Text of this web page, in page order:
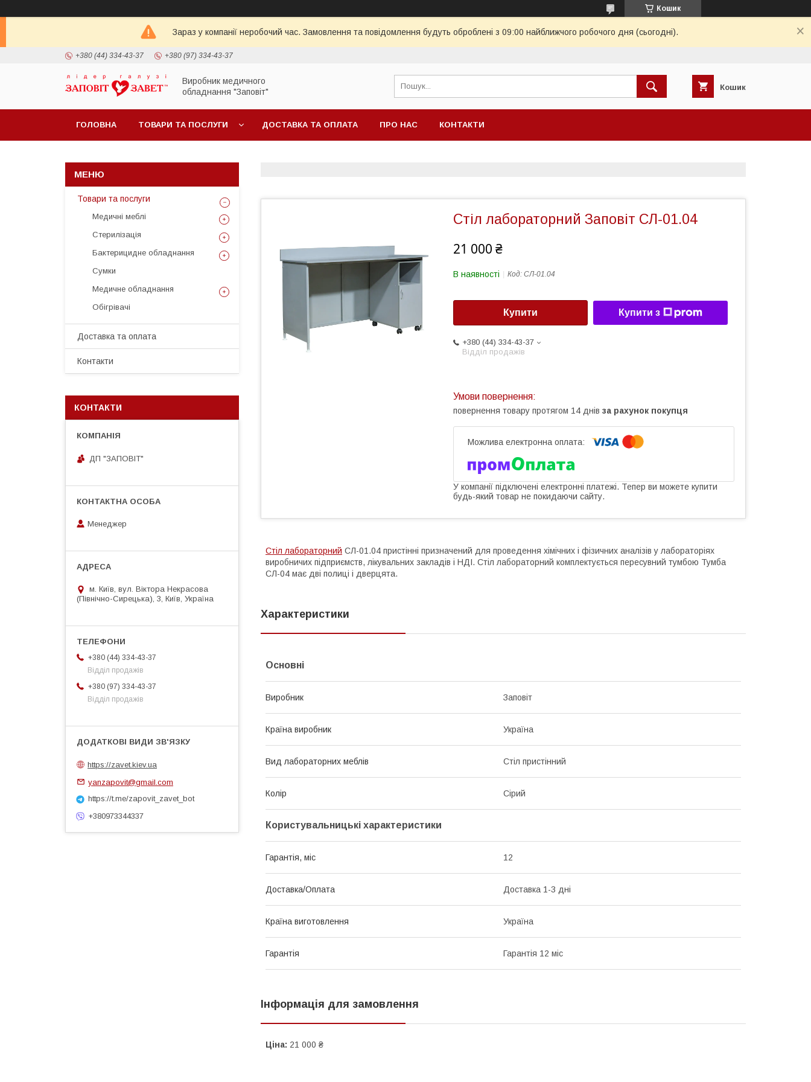
Кошик
Зараз у компанії неробочий час. Замовлення та повідомлення будуть оброблені з 09:00 найближчого робочого дня (сьогодні).
+380 (44) 334-43-37 +380 (97) 334-43-37
Виробник медичного
обладнання "Заповіт"
Кошик
ГОЛОВНА ТОВАРИ ТА ПОСЛУГИ ДОСТАВКА ТА ОПЛАТА ПРО НАС КОНТАКТИ
Стіл лабораторний Заповіт СЛ-01.04
21 000 ₴
В наявності Код: СЛ-01.04
Купити Купити з
+380 (44) 334-43-37
Відділ продажів
повернення товару протягом 14 днів за рахунок покупця
У компанії підключені електронні платежі. Тепер ви можете купити
будь-який товар не покидаючи сайту.
Стіл лабораторний СЛ-01.04 пристінні призначений для проведення хімічних і фізичних аналізів у лабораторіях
виробничих підприємств, лікувальних закладів і НДІ. Стіл лабораторний комплектується пересувний тумбою Тумба
СЛ-04 має дві полиці і дверцята.
Характеристики
Основні
Виробник Заповіт
Країна виробник Україна
Вид лабораторних меблів Стіл пристінний
Колір Сірий
Користувальницькі характеристики
Гарантія, міс 12
Доставка/Оплата Доставка 1-3 дні
Країна виготовлення Україна
Гарантія Гарантія 12 міс
Інформація для замовлення
Ціна: 21 000 ₴
Товари та послуги
Медичні меблі
Стерилізація
Бактерицидне обладнання
Сумки
Медичне обладнання
Обігрівачі
Доставка та оплата
Контакти
КОНТАКТИ
ДП "ЗАПОВІТ"
Менеджер
м. Київ, вул. Віктора Некрасова
(Північно-Сирецька), 3, Київ, Україна
+380 (44) 334-43-37
Відділ продажів
+380 (97) 334-43-37
Відділ продажів
https://zavet.kiev.ua
yanzapovit@gmail.com
https://t.me/zapovit_zavet_bot
+380973344337